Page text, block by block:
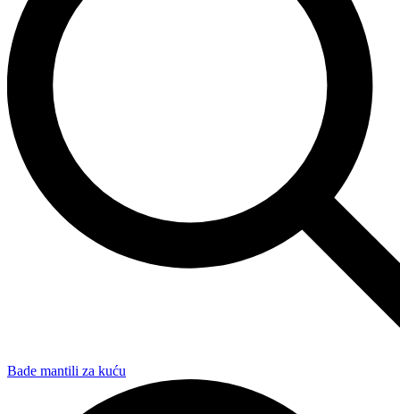
Bade mantili za kuću